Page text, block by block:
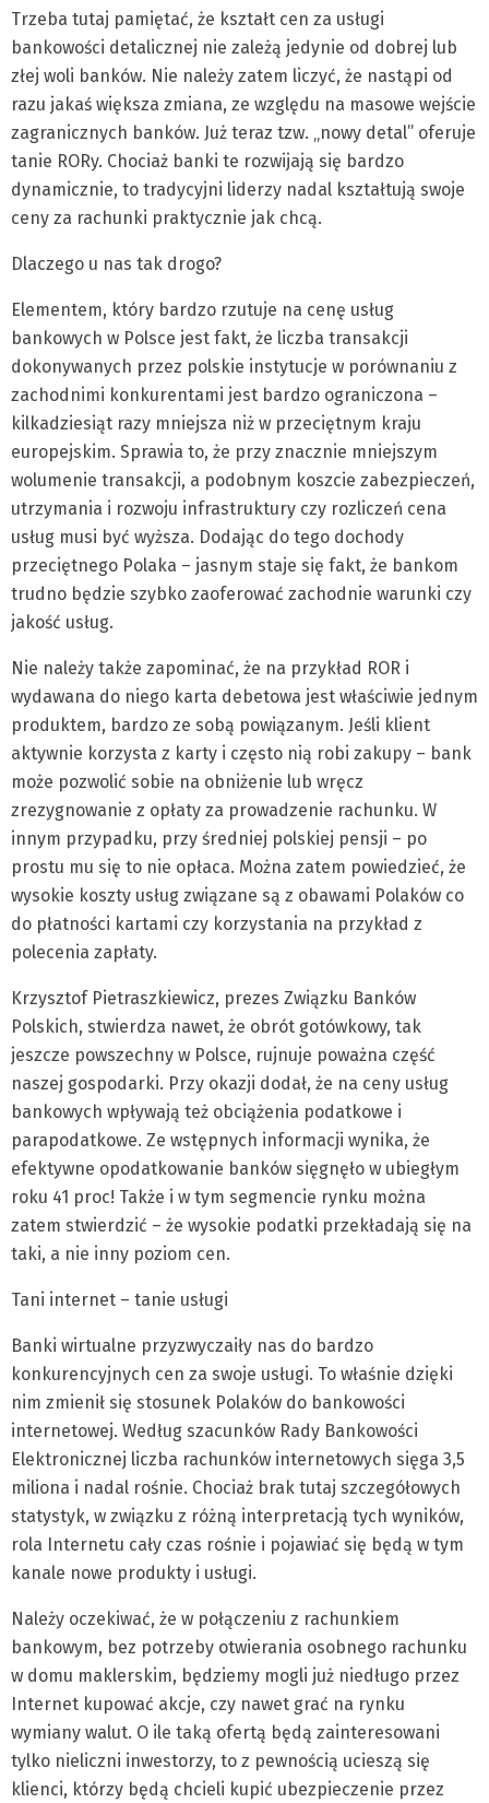
Trzeba tutaj pamiętać, że kształt cen za usługi
bankowości detalicznej nie zależą jedynie od dobrej lub
złej woli banków. Nie należy zatem liczyć, że nastąpi od
razu jakaś większa zmiana, ze względu na masowe wejście
zagranicznych banków. Już teraz tzw. „nowy detal” oferuje
tanie RORy. Chociaż banki te rozwijają się bardzo
dynamicznie, to tradycyjni liderzy nadal kształtują swoje
ceny za rachunki praktycznie jak chcą.
Dlaczego u nas tak drogo?
Elementem, który bardzo rzutuje na cenę usług
bankowych w Polsce jest fakt, że liczba transakcji
dokonywanych przez polskie instytucje w porównaniu z
zachodnimi konkurentami jest bardzo ograniczona –
kilkadziesiąt razy mniejsza niż w przeciętnym kraju
europejskim. Sprawia to, że przy znacznie mniejszym
wolumenie transakcji, a podobnym koszcie zabezpieczeń,
utrzymania i rozwoju infrastruktury czy rozliczeń cena
usług musi być wyższa. Dodając do tego dochody
przeciętnego Polaka – jasnym staje się fakt, że bankom
trudno będzie szybko zaoferować zachodnie warunki czy
jakość usług.
Nie należy także zapominać, że na przykład ROR i
wydawana do niego karta debetowa jest właściwie jednym
produktem, bardzo ze sobą powiązanym. Jeśli klient
aktywnie korzysta z karty i często nią robi zakupy – bank
może pozwolić sobie na obniżenie lub wręcz
zrezygnowanie z opłaty za prowadzenie rachunku. W
innym przypadku, przy średniej polskiej pensji – po
prostu mu się to nie opłaca. Można zatem powiedzieć, że
wysokie koszty usług związane są z obawami Polaków co
do płatności kartami czy korzystania na przykład z
polecenia zapłaty.
Krzysztof Pietraszkiewicz, prezes Związku Banków
Polskich, stwierdza nawet, że obrót gotówkowy, tak
jeszcze powszechny w Polsce, rujnuje poważna część
naszej gospodarki. Przy okazji dodał, że na ceny usług
bankowych wpływają też obciążenia podatkowe i
parapodatkowe. Ze wstępnych informacji wynika, że
efektywne opodatkowanie banków sięgnęło w ubiegłym
roku 41 proc! Także i w tym segmencie rynku można
zatem stwierdzić – że wysokie podatki przekładają się na
taki, a nie inny poziom cen.
Tani internet – tanie usługi
Banki wirtualne przyzwyczaiły nas do bardzo
konkurencyjnych cen za swoje usługi. To właśnie dzięki
nim zmienił się stosunek Polaków do bankowości
internetowej. Według szacunków Rady Bankowości
Elektronicznej liczba rachunków internetowych sięga 3,5
miliona i nadal rośnie. Chociaż brak tutaj szczegółowych
statystyk, w związku z różną interpretacją tych wyników,
rola Internetu cały czas rośnie i pojawiać się będą w tym
kanale nowe produkty i usługi.
Należy oczekiwać, że w połączeniu z rachunkiem
bankowym, bez potrzeby otwierania osobnego rachunku
w domu maklerskim, będziemy mogli już niedługo przez
Internet kupować akcje, czy nawet grać na rynku
wymiany walut. O ile taką ofertą będą zainteresowani
tylko nieliczni inwestorzy, to z pewnością ucieszą się
klienci, którzy będą chcieli kupić ubezpieczenie przez